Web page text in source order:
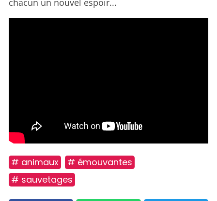
chacun un nouvel espoir...
# animaux
# émouvantes
# sauvetages